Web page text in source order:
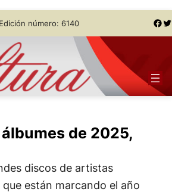
número: 6140 Facebook Twitter
de 2025,
discos de artistas
están marcando el año